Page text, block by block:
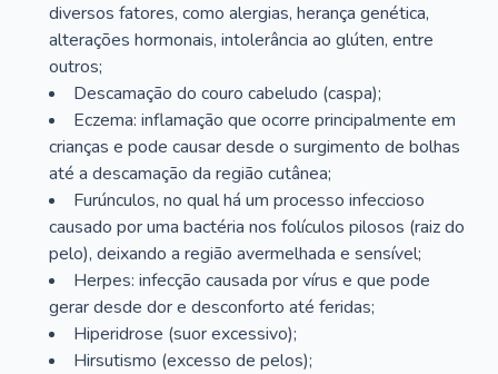
diversos fatores, como alergias, herança genética,
alterações hormonais, intolerância ao glúten, entre
outros;
Descamação do couro cabeludo (caspa);
Eczema: inflamação que ocorre principalmente em
crianças e pode causar desde o surgimento de bolhas
até a descamação da região cutânea;
Furúnculos, no qual há um processo infeccioso
causado por uma bactéria nos folículos pilosos (raiz do
pelo), deixando a região avermelhada e sensível;
Herpes: infecção causada por vírus e que pode
gerar desde dor e desconforto até feridas;
Hiperidrose (suor excessivo);
Hirsutismo (excesso de pelos);